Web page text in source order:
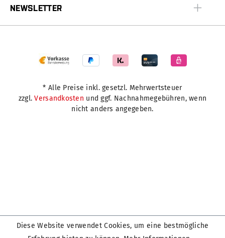
NEWSLETTER
* Alle Preise inkl. gesetzl. Mehrwertsteuer
zzgl.Versandkosten und ggf. Nachnahmegebühren, wenn
nicht anders angegeben.
Diese Website verwendet Cookies, um eine bestmögliche